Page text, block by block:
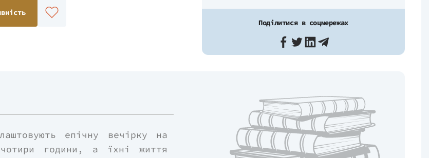
Поділитися в соцмережах
епічну вечірку на
години, а їхні життя